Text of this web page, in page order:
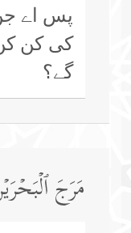
پس اے
کی کن
گے؟
مَرَجَ